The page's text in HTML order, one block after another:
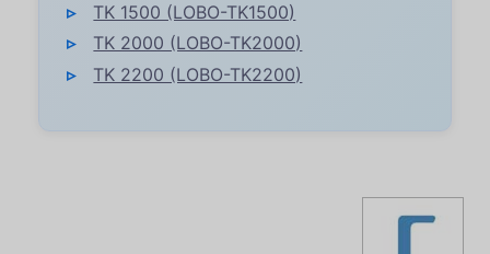
TK 1500 (LOBO-TK1500)
TK 2000 (LOBO-TK2000)
TK 2200 (LOBO-TK2200)